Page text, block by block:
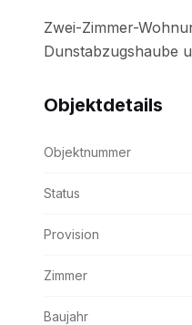
Objektdetails
Objektnummer
Status
Provision
Zimmer
Baujahr